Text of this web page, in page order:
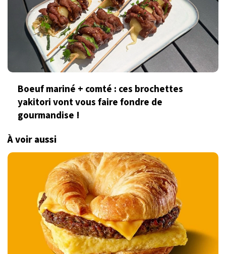
Boeuf mariné + comté : ces brochettes
yakitori vont vous faire fondre de
gourmandise !
À voir aussi